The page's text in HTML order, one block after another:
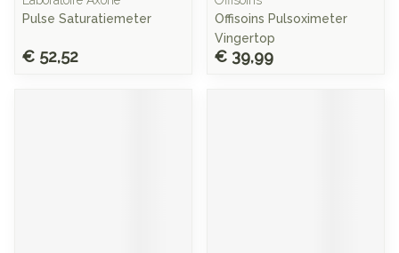
Pulse Saturatiemeter
€ 52,52
Offisoins Pulsoximeter
Vingertop
€ 39,99